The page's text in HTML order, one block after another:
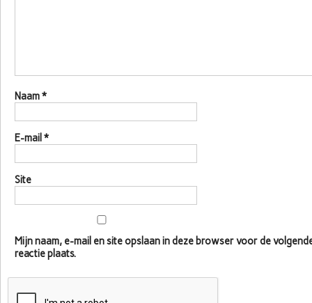
Naam*
E-mail *
Site
Mijn naam, e-mail en site opslaan in deze browser voor de
reactie plaats.